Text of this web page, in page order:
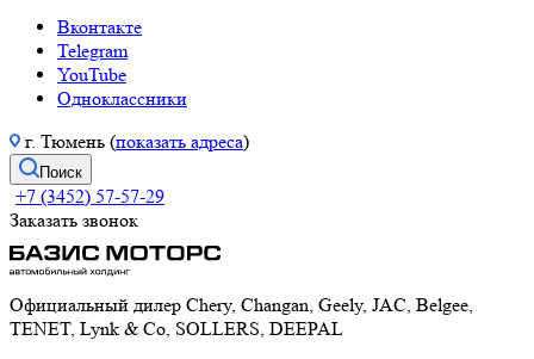
Вконтакте
Telegram
YouTube
Одноклассники
г. Тюмень (показать адреса)
Поиск
+7 (3452) 57-57-29
Заказать звонок
Официальный дилер Chery, Changan, Geely, JAC, Belgee,
TENET, Lynk & Co, SOLLERS, DEEPAL